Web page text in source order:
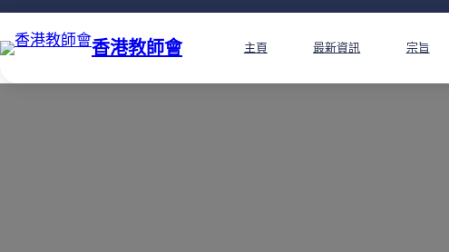
香港教師會 主頁 最新資訊 宗旨